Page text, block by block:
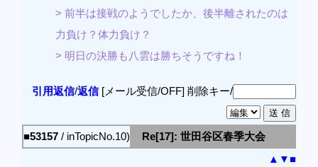
> 前半は接戦のようでしたか、後半離されたのは
力負け？体力負け？
> 明日の決勝も八雲は勝ちそうですね！
引用返信/返信[メール受信/OFF] 削除キー/
■53157 / inTopicNo.10)
Re[17]: 世田谷区春季大会
▲ ▼■